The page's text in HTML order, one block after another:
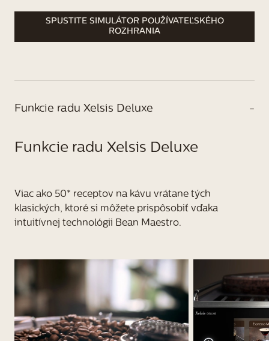
SPUSTITE SIMULÁTOR POUŽÍVATEĽSKÉHO
ROZHRANIA
Funkcie radu Xelsis Deluxe -
Funkcie radu Xelsis Deluxe
Viac ako 50* receptov na kávu vrátane tých
klasických, ktoré si môžete prispôsobiť vďaka
intuitívnej technológii Bean Maestro.